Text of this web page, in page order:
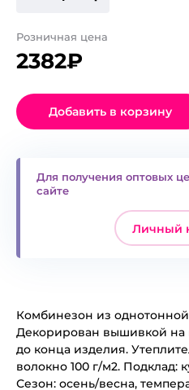
Розничная цена
2382₽
Добавить в корзину
Для получения оптовых
сайте
Личный
Комбинезон из
Декорирован вышивкой на
до конца изделия.
волокно 100 г/м2. Подклад:
Сезон: осень/весна,